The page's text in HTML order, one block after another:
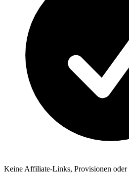
Keine Affiliate-Links, Provisionen oder